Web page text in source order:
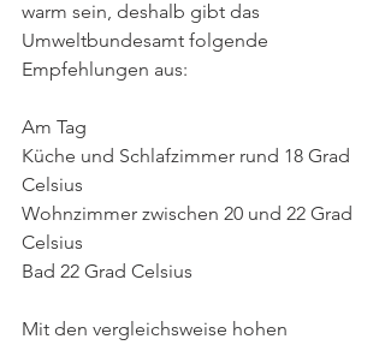
warm sein, deshalb gibt das
Umweltbundesamt folgende
Empfehlungen aus:
Am Tag
Küche und Schlafzimmer rund 18 Grad
Celsius
Wohnzimmer zwischen 20 und 22 Grad
Celsius
Bad 22 Grad Celsius
Mit den vergleichsweise hohen